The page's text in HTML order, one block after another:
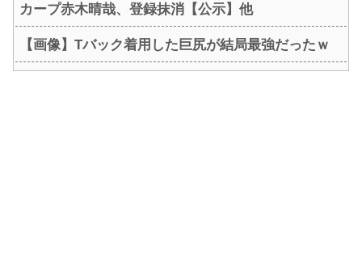
カープ赤木晴哉、登録抹消【公示】他
【画像】Tバック着用した巨尻が結局最強だったｗ